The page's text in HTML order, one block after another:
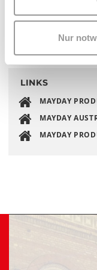
Nur
LINKS
MAYDAY
MAYDAY
MAYDAY